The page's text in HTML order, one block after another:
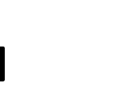
5 üzerinden